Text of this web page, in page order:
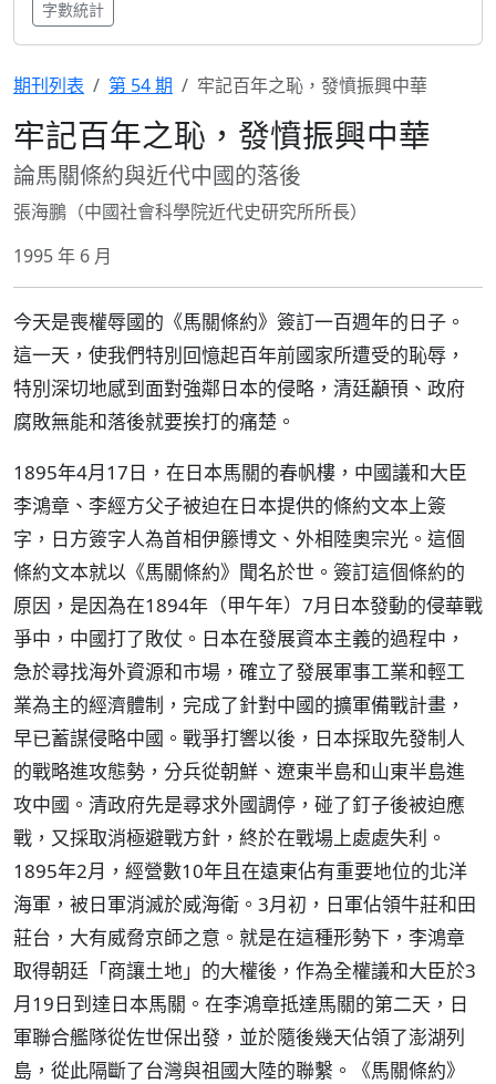
字數統計
期刊列表 第 54 期 牢記百年之恥，發憤振興中華
牢記百年之恥，發憤振興中華
論馬關條約與近代中國的落後
張海鵬（中國社會科學院近代史研究所所長）
1995 年 6 月
今天是喪權辱國的《馬關條約》簽訂一百週年的日子。
這一天，使我們特別回憶起百年前國家所遭受的恥辱，
特別深切地感到面對強鄰日本的侵略，清廷顢頇、政府
腐敗無能和落後就要挨打的痛楚。
1895年4月17日，在日本馬關的春帆樓，中國議和大臣
李鴻章、李經方父子被迫在日本提供的條約文本上簽
字，日方簽字人為首相伊籐博文、外相陸奧宗光。這個
條約文本就以《馬關條約》聞名於世。簽訂這個條約的
原因，是因為在1894年（甲午年）7月日本發動的侵華戰
爭中，中國打了敗仗。日本在發展資本主義的過程中，
急於尋找海外資源和市場，確立了發展軍事工業和輕工
業為主的經濟體制，完成了針對中國的擴軍備戰計畫，
早已蓄謀侵略中國。戰爭打響以後，日本採取先發制人
的戰略進攻態勢，分兵從朝鮮、遼東半島和山東半島進
攻中國。清政府先是尋求外國調停，碰了釘子後被迫應
戰，又採取消極避戰方針，終於在戰場上處處失利。
1895年2月，經營數10年且在遠東佔有重要地位的北洋
海軍，被日軍消滅於威海衛。3月初，日軍佔領牛莊和田
莊台，大有威脅京師之意。就是在這種形勢下，李鴻章
取得朝廷「商讓土地」的大權後，作為全權議和大臣於3
月19日到達日本馬關。在李鴻章抵達馬關的第二天，日
軍聯合艦隊從佐世保出發，並於隨後幾天佔領了澎湖列
島，從此隔斷了台灣與祖國大陸的聯繫。《馬關條約》